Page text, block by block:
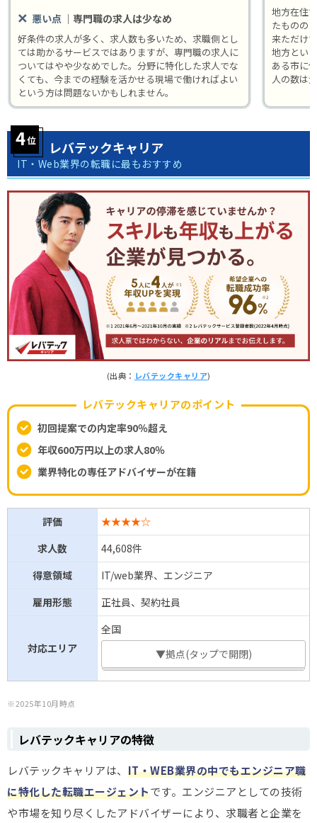
悪い点 ｜専門職の求人は少なめ
好条件の求人が多く、求人数も多いため、求職側とし
ては助かるサービスではありますが、専門職の求人に
ついてはやや少なめでした。分野に特化した求人でな
くても、今までの経験を活かせる現場で働ければよい
という方は問題ないかもしれません。
地方在住
たものの
来ただけ
地方とい
ある市に
人の数は
レバテックキャリア
IT・Web業界の転職に最もおすすめ
(出典： レバテックキャリア)
レバテックキャリアのポイント
初回提案での内定率90％超え
年収600万円以上の求人80％
業界特化の専任アドバイザーが在籍
評価
★★★★☆
求人数
44,608件
得意領域
IT/web業界、エンジニア
雇用形態
正社員、契約社員
対応エリア
全国
▼拠点(タップで開閉)
※2025年10月時点
レバテックキャリアの特徴
レバテックキャリアは、 IT・WEB業界の中でもエンジニア職
に特化した転職エージェントです。エンジニアとしての技術
や市場を知り尽くしたアドバイザーにより、求職者と企業を